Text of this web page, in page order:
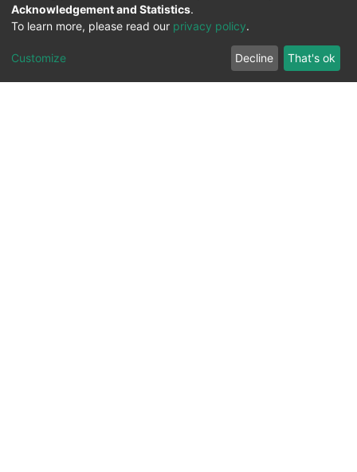
Acknowledgement and Statistics.
To learn more, please read our privacy policy.
Customize Decline That's ok